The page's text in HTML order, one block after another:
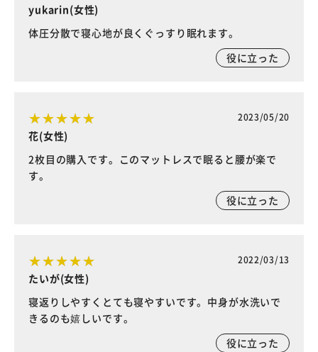
yukarin(女性)
体圧分散で寝心地が良くぐっすり眠れます。
役に立った
2023/05/20
花(女性)
2枚目の購入です。このマットレスで眠ると腰が楽で
す。
役に立った
2022/03/13
たいが(女性)
寝返りしやすくとても寝やすいです。中身が水洗いで
きるのも嬉しいです。
役に立った